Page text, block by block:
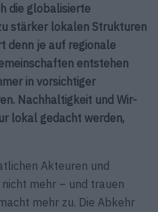
die globalisierte
stärker lokalen Strukturen
denn je auf regionale
entstehen
in vorsichtiger
Nachhaltigkeit und Wir-
lokal gedacht werden,
Akteuren und
mehr – und trauen
mehr zu. Die Abkehr